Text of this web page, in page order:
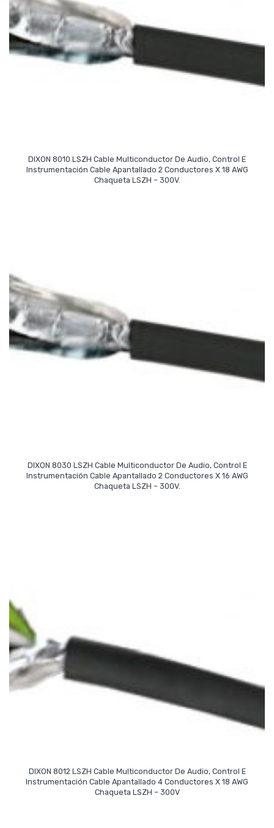
DIXON 8010 LSZH Cable Multiconductor De Audio, Control E
Instrumentación Cable Apantallado 2 Conductores X 18 AWG
Chaqueta LSZH – 300V.
Read More
DIXON 8030 LSZH Cable Multiconductor De Audio, Control E
Instrumentación Cable Apantallado 2 Conductores X 16 AWG
Chaqueta LSZH – 300V.
Read More
DIXON 8012 LSZH Cable Multiconductor De Audio, Control E
Instrumentación Cable Apantallado 4 Conductores X 18 AWG
Chaqueta LSZH – 300V
Read More